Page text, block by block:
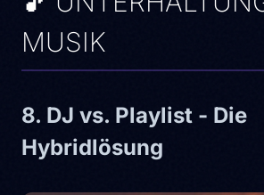
MUSIK
8. DJ vs. Playlist - Die
Hybridlösung